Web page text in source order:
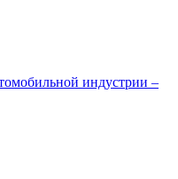
индустрии –